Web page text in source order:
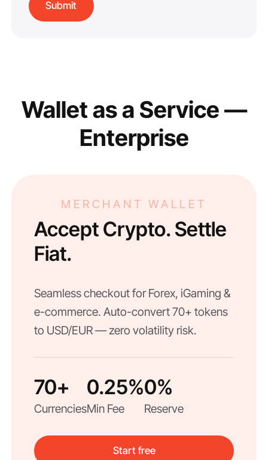
Wallet as a Service —
Enterprise
MERCHANT WALLET
Accept Crypto. Settle
Fiat.
Seamless checkout for Forex, iGaming &
e-commerce. Auto-convert 70+ tokens
to USD/EUR — zero volatility risk.
70+
Currencies
0.25%
Min Fee
0%
Reserve
Start free